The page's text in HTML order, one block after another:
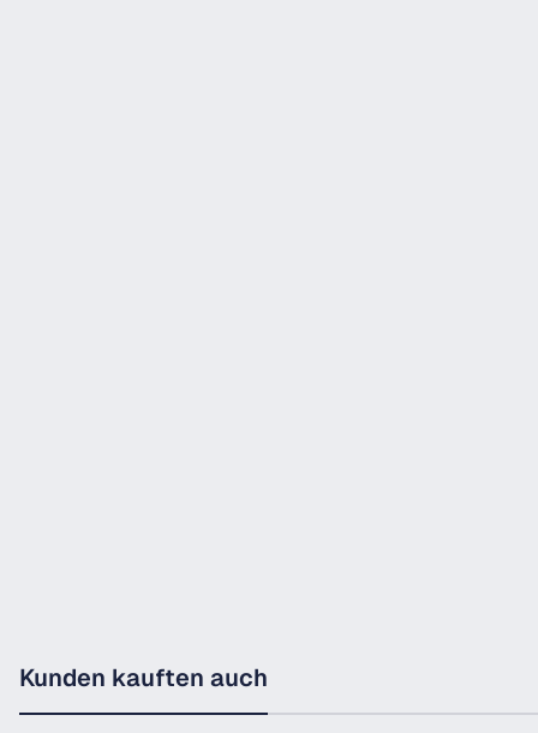
Kunden kauften auch